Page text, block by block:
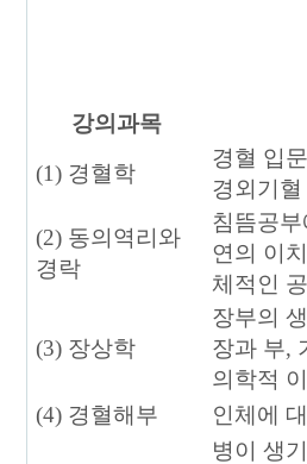
강의과목
(1) 경혈학
경혈 입
경외기혈
(2) 동의역리와
경락
침뜸공
연의 이
체적인
(3) 장상학
장부의
장과 부,
의학적
(4) 경혈해부
인체에
병이 생